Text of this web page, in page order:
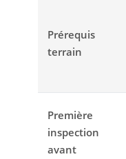
Prérequis
terrain
Première
inspection
avant